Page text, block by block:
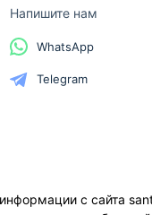
Напишите нам
WhatsApp
Telegram
с сайта